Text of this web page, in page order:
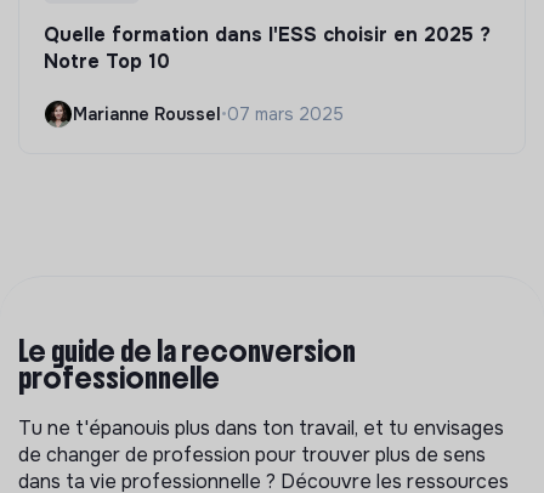
Quelle formation dans l'ESS choisir en 2025 ?
Notre Top 10
Marianne Roussel•07 mars 2025
Le guide de la reconversion
professionnelle
Tu ne t'épanouis plus dans ton travail, et tu envisages
de changer de profession pour trouver plus de sens
dans ta vie professionnelle ? Découvre les ressources